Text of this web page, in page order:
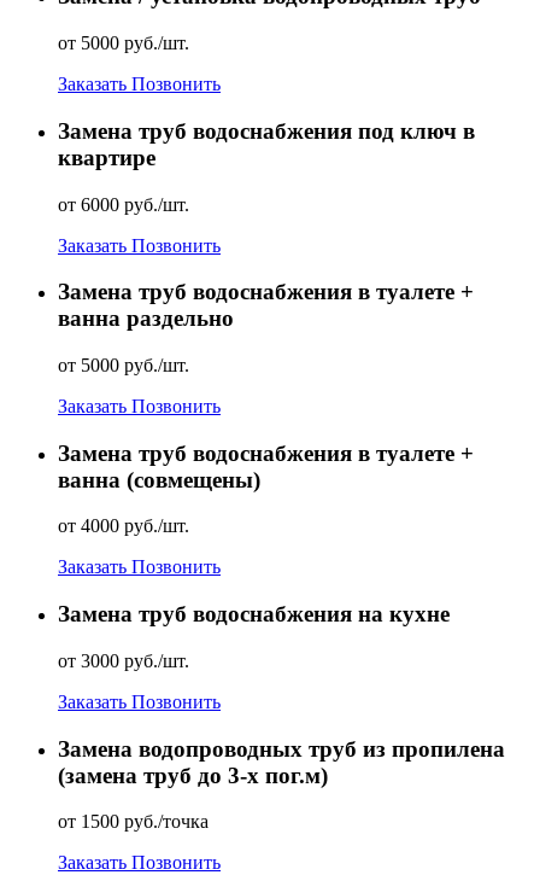
от 5000 руб./шт.
Заказать Позвонить
Замена труб водоснабжения под ключ в
квартире
от 6000 руб./шт.
Заказать Позвонить
Замена труб водоснабжения в туалете +
ванна раздельно
от 5000 руб./шт.
Заказать Позвонить
Замена труб водоснабжения в туалете +
ванна (совмещены)
от 4000 руб./шт.
Заказать Позвонить
Замена труб водоснабжения на кухне
от 3000 руб./шт.
Заказать Позвонить
Замена водопроводных труб из пропилена
(замена труб до 3-х пог.м)
от 1500 руб./точка
Заказать Позвонить